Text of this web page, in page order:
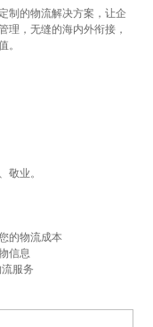
制的物流解决方案，让企
理，无缝的海内外衔接，
。
敬业。
的物流成本
信息
服务